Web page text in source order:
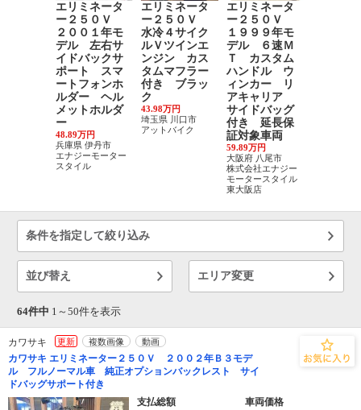
エリミネータ
ー２５０Ｖ
２００１年モ
デル 左右サ
イドバックサ
ポート スマ
ートフォンホ
ルダー ヘル
メットホルダ
ー
48.89万円
兵庫県 伊丹市
エナジーモーター
スタイル
エリミネータ
ー２５０Ｖ
水冷４サイク
ルＶツインエ
ンジン カス
タムマフラー
付き ブラッ
ク
43.98万円
埼玉県 川口市
アットバイク
エリミネータ
ー２５０Ｖ
１９９９年モ
デル ６速Ｍ
Ｔ カスタム
ハンドル ウ
ィンカー リ
アキャリア
サイドバッグ
付き 延長保
証対象車両
59.89万円
大阪府 八尾市
株式会社エナジー
モータースタイル
東大阪店
条件を指定して絞り込み
並び替え エリア変更
64件中 1～ 50件を表示
カワサキ 更新 複数画像 動画
カワサキ エリミネーター２５０Ｖ ２００２年Ｂ３モデ
ル フルノーマル車 純正オプションバックレスト サイ
ドバッグサポート付き
支払総額
車両価格